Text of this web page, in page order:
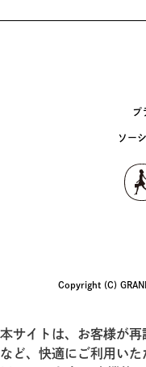
プ
ソー
Copyright (C)
本サイトは、お客様が
など、快適にご利用い